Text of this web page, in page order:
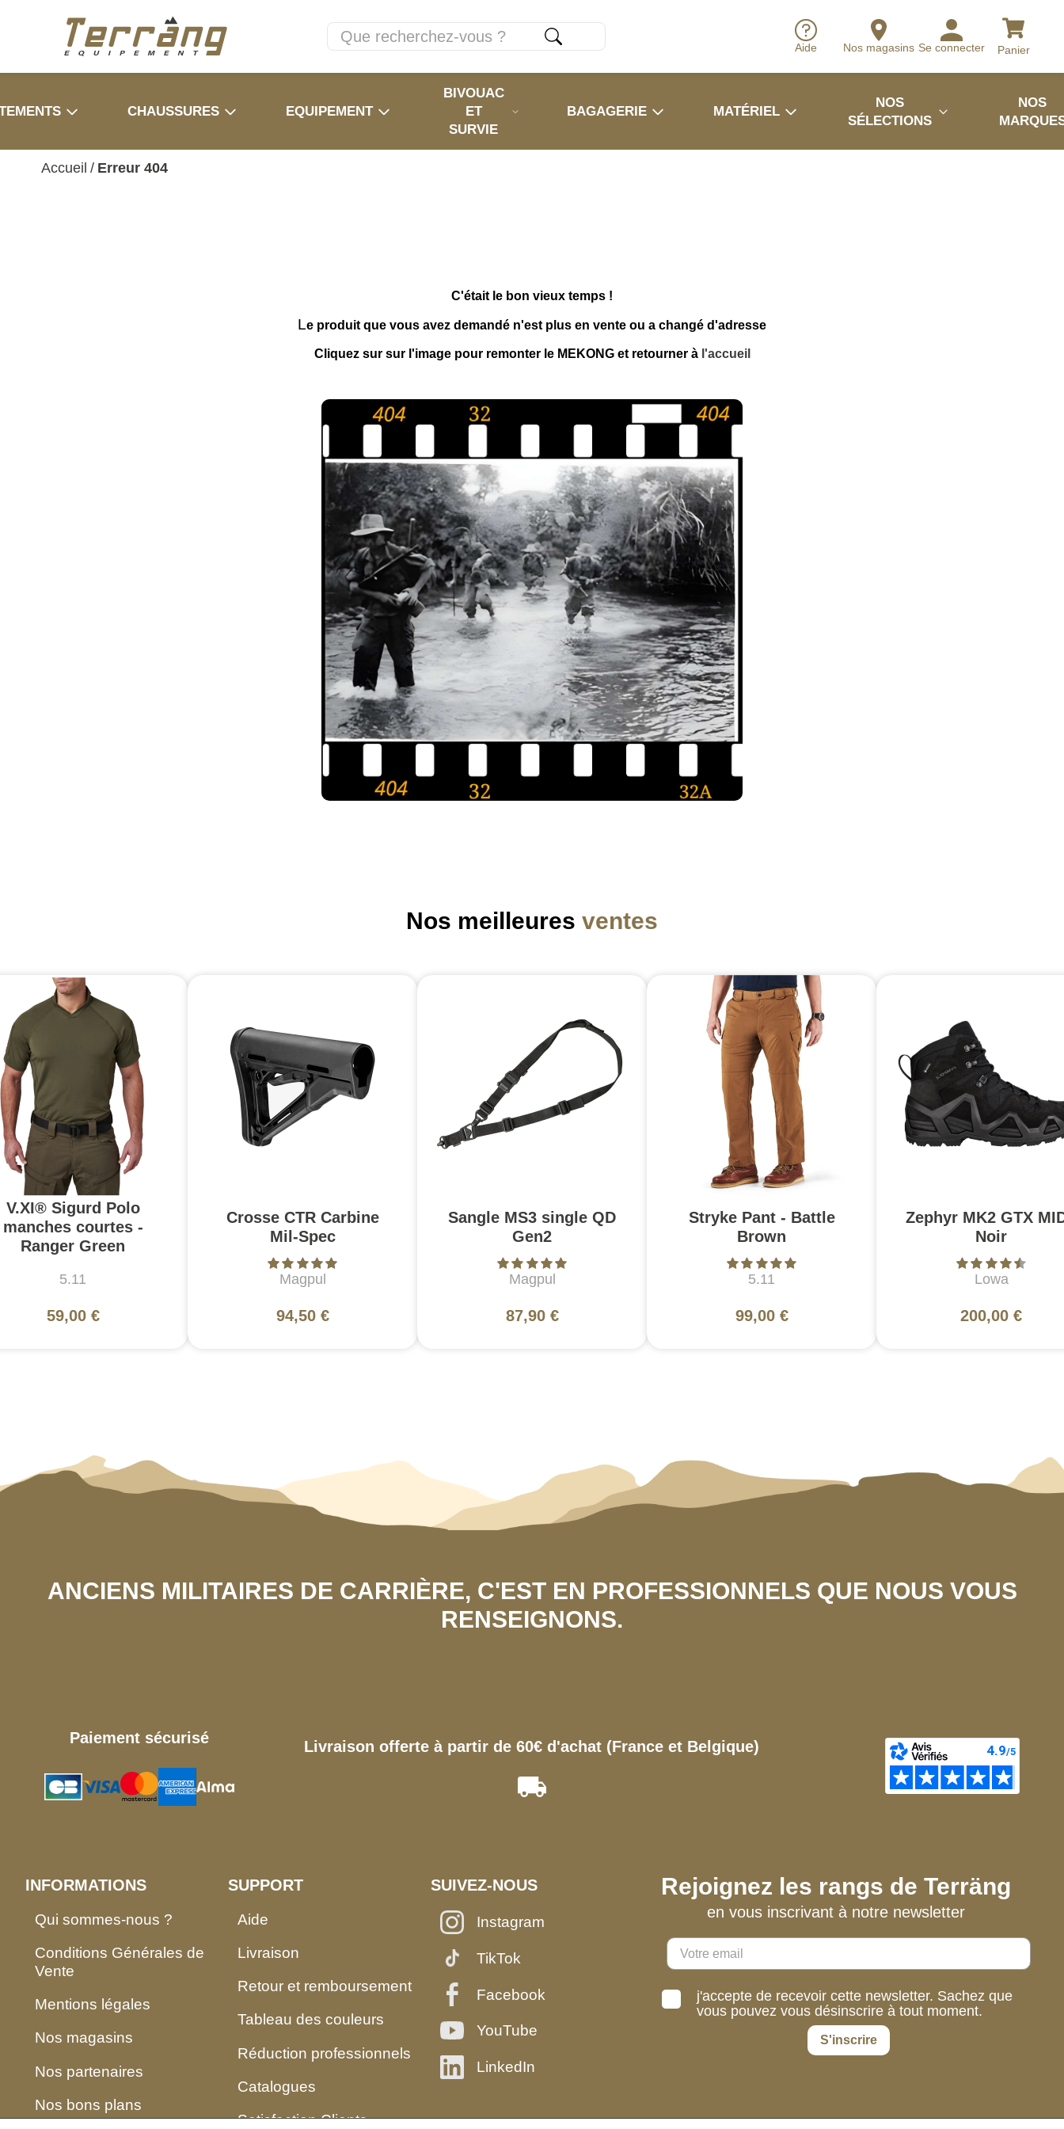
Aide Nos magasins Se connecter Panier
CHAUSSURES EQUIPEMENT
BIVOUAC
ET
SURVIE
BAGAGERIE MATÉRIEL
NOS
SÉLECTIONS
NOS
Accueil / Erreur 404
C'était le bon vieux temps !
Le produit que vous avez demandé n'est plus en vente ou a changé d'adresse
Cliquez sur sur l'image pour remonter le MEKONG et retourner à l'accueil
Nos meilleures ventes
V.XI® Sigurd Polo
manches courtes -
Ranger Green
5.11
59,00 €
Crosse CTR Carbine
Mil-Spec
Magpul
94,50 €
Sangle MS3 single QD
Gen2
Magpul
87,90 €
Stryke Pant - Battle
Brown
5.11
99,00 €
Zephyr MK2 GTX
Noir
Lowa
200,00 €
ANCIENS MILITAIRES DE CARRIÈRE, C'EST EN PROFESSIONNELS QUE NOUS VOUS
RENSEIGNONS.
Paiement sécurisé Livraison offerte à partir de 60€ d'achat (France et Belgique)
INFORMATIONS
Qui sommes-nous ?
Conditions Générales de
Vente
Mentions légales
Nos magasins
Nos partenaires
Nos bons plans
SUPPORT
Aide
Livraison
Retour et remboursement
Tableau des couleurs
Réduction professionnels
Catalogues
Satisfaction Clients
SUIVEZ-NOUS
Instagram
TikTok
Facebook
YouTube
LinkedIn
Rejoignez les rangs de Terräng
en vous inscrivant à notre newsletter
j'accepte de recevoir cette newsletter. Sachez que
vous pouvez vous désinscrire à tout moment.
S'inscrire